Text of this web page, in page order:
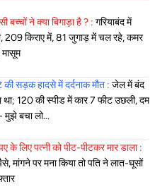
बच्चों ने क्या बिगाड़ा है ? : गरियाबंद में
209 किराए में, 81 जुगाड़ में चल रहे, कमर
सड़क हादसे में दर्दनाक मौत : जेल में बंद
था; 120 की स्पीड में कार 7 फीट उछली, दम
मुझे बचा लो...
के लिए पत्नी को पीट-पीटकर मार डाला :
मांगने पर मना किया तो पति ने लात-घूसों